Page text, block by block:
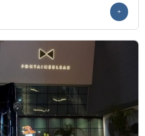
+